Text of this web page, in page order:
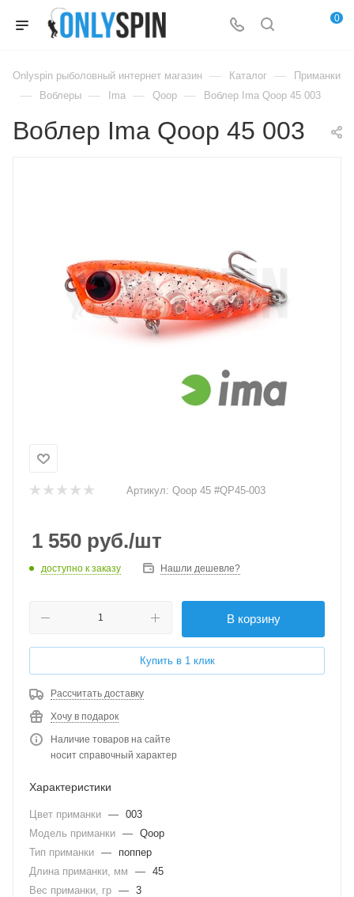
0
Onlyspin рыболовный интернет магазин — Каталог — Приманки
— Воблеры — Ima — Qoop — Воблер Ima Qoop 45 003
Воблер Ima Qoop 45 003
Артикул: Qoop 45 #QP45-003
1 550 руб./шт
доступно к заказу Нашли дешевле?
В корзину
Купить в 1 клик
Рассчитать доставку
Хочу в подарок
Наличие товаров на сайте
носит справочный характер
Характеристики
Цвет приманки — 003
Модель приманки — Qoop
Тип приманки —
поппер
Длина приманки, мм
— 45
Вес приманки, гр — 3